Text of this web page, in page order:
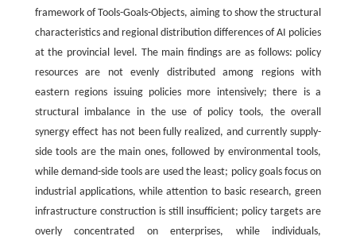
framework of Tools-Goals-Objects, aiming to show the structural
characteristics and regional distribution differences of AI policies
at the provincial level. The main findings are as follows: policy
resources are not evenly distributed among regions with
eastern regions issuing policies more intensively; there is a
structural imbalance in the use of policy tools, the overall
synergy effect has not been fully realized, and currently supply-
side tools are the main ones, followed by environmental tools,
while demand-side tools are used the least; policy goals focus on
industrial applications, while attention to basic research, green
infrastructure construction is still insufficient; policy targets are
overly concentrated on enterprises, while individuals,